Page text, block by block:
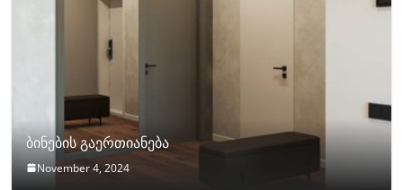
ბინების გაერთიანება
November 4, 2024